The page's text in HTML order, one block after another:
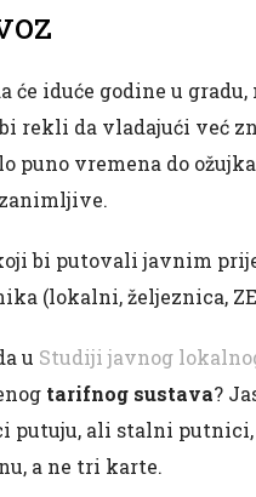
će iduće godine u
rekli da vladajući već
puno vremena do
bi putovali javnim
(lokalni, željeznica,
u Studiji javnog
tarifnog sustava?
putuju, ali stalni
a ne tri karte.